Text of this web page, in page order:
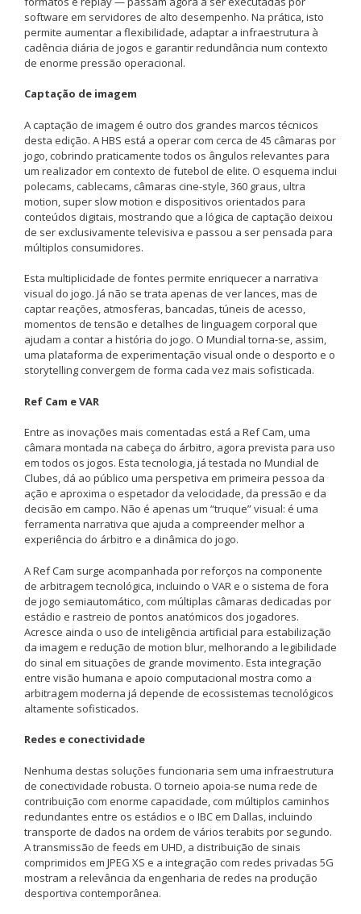
software em servidores de alto desempenho. Na prática, isto
permite aumentar a flexibilidade, adaptar a infraestrutura à
cadência diária de jogos e garantir redundância num contexto
de enorme pressão operacional.
Captação de imagem
A captação de imagem é outro dos grandes marcos técnicos
desta edição. A HBS está a operar com cerca de 45 câmaras por
jogo, cobrindo praticamente todos os ângulos relevantes para
um realizador em contexto de futebol de elite. O esquema inclui
polecams, cablecams, câmaras cine-style, 360 graus, ultra
motion, super slow motion e dispositivos orientados para
conteúdos digitais, mostrando que a lógica de captação deixou
de ser exclusivamente televisiva e passou a ser pensada para
múltiplos consumidores.
Esta multiplicidade de fontes permite enriquecer a narrativa
visual do jogo. Já não se trata apenas de ver lances, mas de
captar reações, atmosferas, bancadas, túneis de acesso,
momentos de tensão e detalhes de linguagem corporal que
ajudam a contar a história do jogo. O Mundial torna-se, assim,
uma plataforma de experimentação visual onde o desporto e o
storytelling convergem de forma cada vez mais sofisticada.
Ref Cam e VAR
Entre as inovações mais comentadas está a Ref Cam, uma
câmara montada na cabeça do árbitro, agora prevista para uso
em todos os jogos. Esta tecnologia, já testada no Mundial de
Clubes, dá ao público uma perspetiva em primeira pessoa da
ação e aproxima o espetador da velocidade, da pressão e da
decisão em campo. Não é apenas um “truque” visual: é uma
ferramenta narrativa que ajuda a compreender melhor a
experiência do árbitro e a dinâmica do jogo.
A Ref Cam surge acompanhada por reforços na componente
de arbitragem tecnológica, incluindo o VAR e o sistema de fora
de jogo semiautomático, com múltiplas câmaras dedicadas por
estádio e rastreio de pontos anatómicos dos jogadores.
Acresce ainda o uso de inteligência artificial para estabilização
da imagem e redução de motion blur, melhorando a legibilidade
do sinal em situações de grande movimento. Esta integração
entre visão humana e apoio computacional mostra como a
arbitragem moderna já depende de ecossistemas tecnológicos
altamente sofisticados.
Redes e conectividade
Nenhuma destas soluções funcionaria sem uma infraestrutura
de conectividade robusta. O torneio apoia-se numa rede de
contribuição com enorme capacidade, com múltiplos caminhos
redundantes entre os estádios e o IBC em Dallas, incluindo
transporte de dados na ordem de vários terabits por segundo.
A transmissão de feeds em UHD, a distribuição de sinais
comprimidos em JPEG XS e a integração com redes privadas 5G
mostram a relevância da engenharia de redes na produção
desportiva contemporânea.